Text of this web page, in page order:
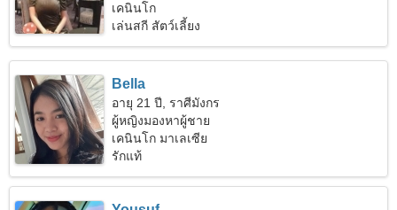
เคนินโก
เล่นสกี สัตว์เลี้ยง
Bella
อายุ 21 ปี, ราศีมังกร
ผู้หญิงมองหาผู้ชาย
เคนินโก มาเลเซีย
รักแท้